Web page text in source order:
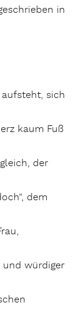
in
sich
kaum Fuß
der
dem
und würdiger